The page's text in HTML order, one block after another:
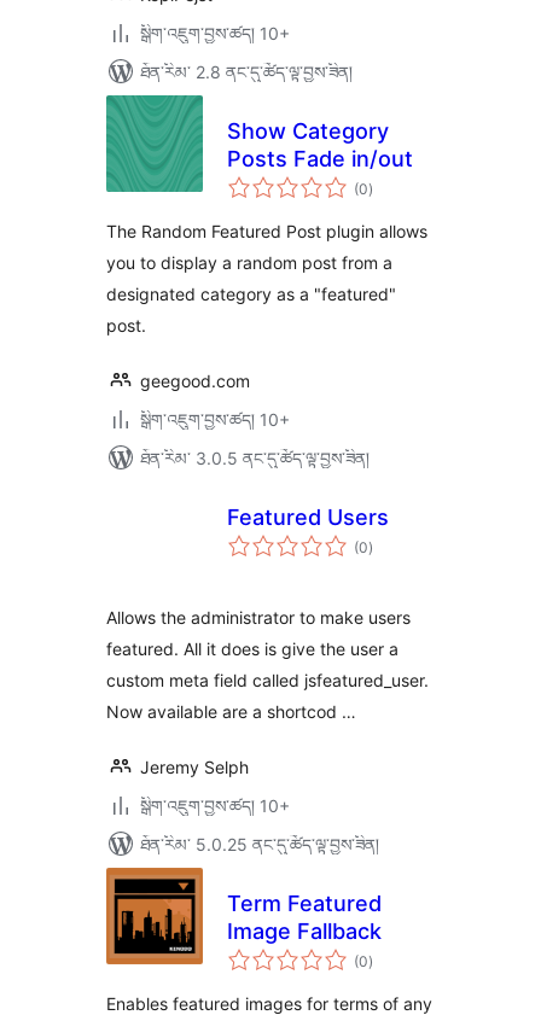
སྒྲིག་འཇུག་བྱས་ཚད། 10+
ཐོན་རིམ་ 2.8 ནང་དུ་ཚོད་ལྟ་བྱས་ཟིན།
Show Category
Posts Fade in/out
(0གདེང་
འཇོག་
ཚང་།
)
The Random Featured Post plugin allows
you to display a random post from a
designated category as a "featured"
post.
geegood.com
སྒྲིག་འཇུག་བྱས་ཚད། 10+
ཐོན་རིམ་ 3.0.5 ནང་དུ་ཚོད་ལྟ་བྱས་ཟིན།
Featured Users
(0གདེང་
འཇོག་
)
Allows the administrator to make users
featured. All it does is give the user a
custom meta field called jsfeatured_user.
Now available are a shortcod …
Jeremy Selph
སྒྲིག་འཇུག་བྱས་ཚད། 10+
ཐོན་རིམ་ 5.0.25 ནང་དུ་ཚོད་ལྟ་བྱས་ཟིན།
Term Featured
Image Fallback
(0གདེང་
འཇོག་
ཚང་།
)
Enables featured images for terms of any